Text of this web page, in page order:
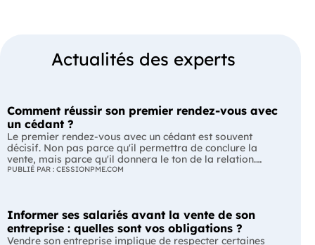
Actualités des experts
Comment réussir son premier rendez-vous avec
un cédant ?
Le premier rendez-vous avec un cédant est souvent
décisif. Non pas parce qu'il permettra de conclure la
vente, mais parce qu'il donnera le ton de la relation.
Avant de parler prix ou financement, il s'agit avant tout
négociation. Le cédant évalue le repreneur autant que
celui-ci découvre l'entreprise. Une bonne préparation et
une écoute active sont souvent plus efficaces qu'une
PUBLIÉ PAR : CESSIONPME.COM
Informer ses salariés avant la vente de son
entreprise : quelles sont vos obligations ?
Vendre son entreprise implique de respecter certaines